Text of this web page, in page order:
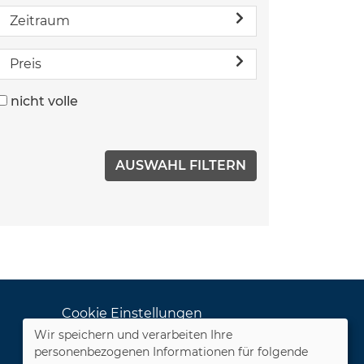
Zeitraum
Preis
nicht volle
Cookie Einstellungen
Dozenten-Login
Wir speichern und verarbeiten Ihre
personenbezogenen Informationen für folgende